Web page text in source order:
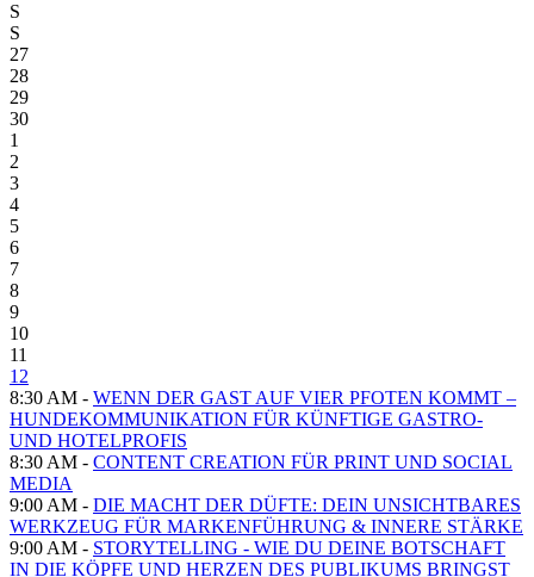
S
S
27
28
29
30
1
2
3
4
5
6
7
8
9
10
11
12
8:30 AM - WENN DER GAST AUF VIER PFOTEN KOMMT –
HUNDEKOMMUNIKATION FÜR KÜNFTIGE GASTRO-
UND HOTELPROFIS
8:30 AM - CONTENT CREATION FÜR PRINT UND SOCIAL
MEDIA
9:00 AM - DIE MACHT DER DÜFTE: DEIN UNSICHTBARES
WERKZEUG FÜR MARKENFÜHRUNG & INNERE STÄRKE
9:00 AM - STORYTELLING - WIE DU DEINE BOTSCHAFT
IN DIE KÖPFE UND HERZEN DES PUBLIKUMS BRINGST